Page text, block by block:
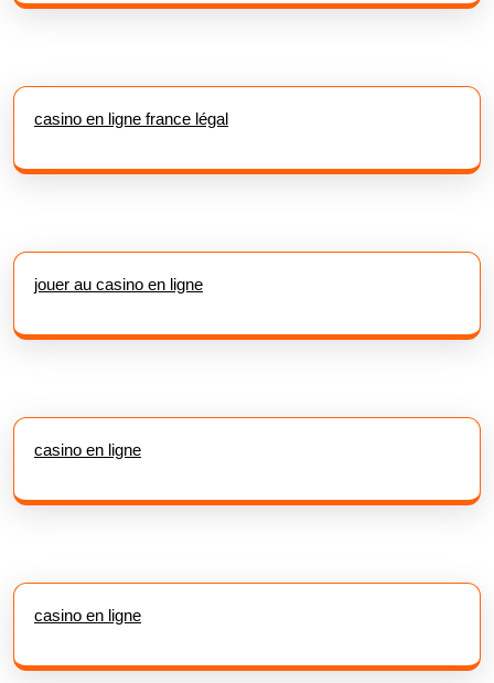
casino en ligne france légal
jouer au casino en ligne
casino en ligne
casino en ligne